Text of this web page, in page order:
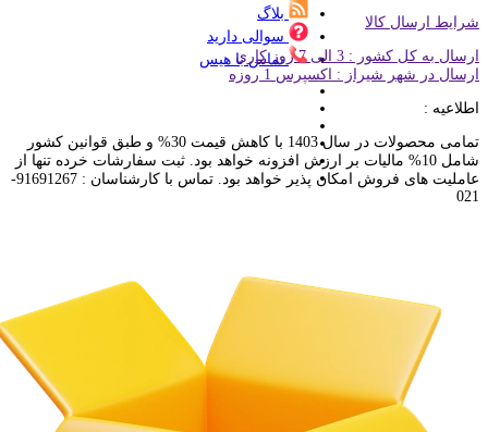
بلاگ
سوالی دارید
تماس با هیس
شرایط ارسال کالا
ارسال به کل کشور : 3 الی 7 روز کاری
ارسال در شهر شیراز : اکسپرس 1 روزه
اطلاعیه :
تمامی محصولات در سال 1403 با کاهش قیمت 30% و طبق قوانین کشور
شامل 10% مالیات بر ارزش افزونه خواهد بود. ثبت سفارشات خرده تنها از
عاملیت های فروش امکان پذیر خواهد بود. تماس با کارشناسان : 91691267-
021